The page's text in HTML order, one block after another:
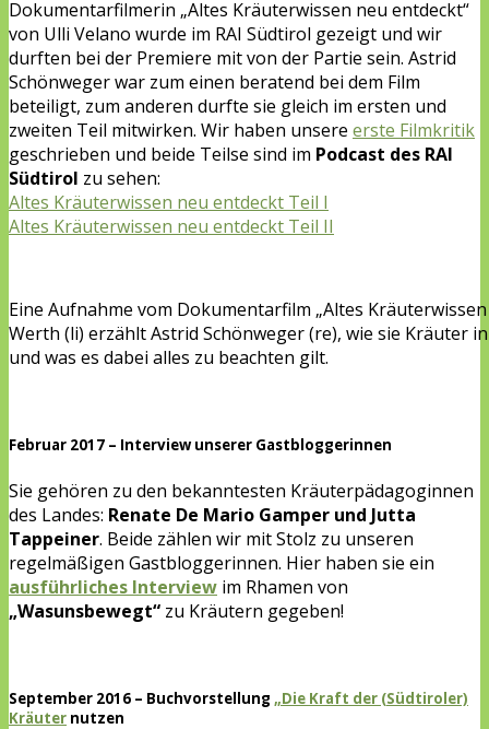
Dokumentarfilmerin „Altes Kräuterwissen neu entdeckt“
von Ulli Velano wurde im RAI Südtirol gezeigt und wir
durften bei der Premiere mit von der Partie sein. Astrid
Schönweger war zum einen beratend bei dem Film
beteiligt, zum anderen durfte sie gleich im ersten und
zweiten Teil mitwirken. Wir haben unsere erste Filmkritik
geschrieben und beide Teilse sind im Podcast des RAI
Südtirol zu sehen:
Altes Kräuterwissen neu entdeckt Teil I
Altes Kräuterwissen neu entdeckt Teil II
Eine Aufnahme vom Dokumentarfilm „Altes
Werth (li) erzählt Astrid Schönweger (re), wie sie Kräuter
und was es dabei alles zu beachten gilt.
Februar 2017 – Interview unserer Gastbloggerinnen
Sie gehören zu den bekanntesten Kräuterpädagoginnen
des Landes: Renate De Mario Gamper und Jutta
Tappeiner. Beide zählen wir mit Stolz zu unseren
regelmäßigen Gastbloggerinnen. Hier haben sie ein
ausführliches Interview im Rhamen von
„Wasunsbewegt“ zu Kräutern gegeben!
September 2016 – Buchvorstellung „Die Kraft der (Südtiroler)
Kräuter nutzen